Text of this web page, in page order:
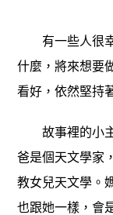
有一些人很幸
什麼，將來想要
看好，依然堅持
故事裡的小主
爸是個天文學家
教女兒天文學。
也跟她一樣，會